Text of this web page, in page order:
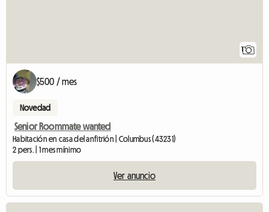
1
$500 / mes
Novedad
Senior Roommate wanted
Habitación en casa del anfitrión | Columbus (43231)
2 pers. | 1 mes mínimo
Ver anuncio